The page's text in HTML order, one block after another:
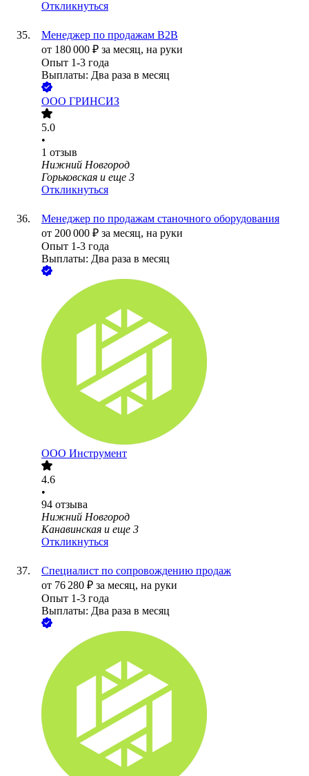
Откликнуться
Менеджер по продажам B2B
от 180 000 ₽ за месяц, на руки
Опыт 1-3 года
Выплаты: Два раза в месяц
ООО ГРИНСИЗ
5.0
•
1 отзыв
Нижний Новгород
Горьковская и еще 3
Откликнуться
Менеджер по продажам станочного оборудования
от 200 000 ₽ за месяц, на руки
Опыт 1-3 года
Выплаты: Два раза в месяц
ООО Инструмент
4.6
•
94 отзыва
Нижний Новгород
Канавинская и еще 3
Откликнуться
Специалист по сопровождению продаж
от 76 280 ₽ за месяц, на руки
Опыт 1-3 года
Выплаты: Два раза в месяц